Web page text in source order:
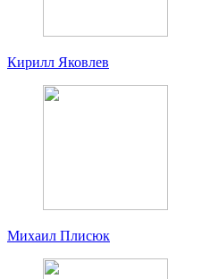
Кирилл Яковлев
Михаил Плисюк